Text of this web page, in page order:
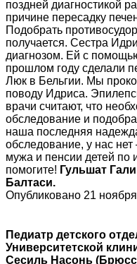
поздней диагностикой
причине пересадку
Подобрать
получается. Сестра
диагнозом. Ей с
прошлом году сделали
Люк в Бельгии. Мы
поводу Идриса.
врачи считают, что
обследование и
наша последняя
обследование, у нас
мужа и пенсии детей по
помогите! Гульшат
Балтаси.
Опубликовано 21
Педиатр детского
Университетской
Сесиль Насонь